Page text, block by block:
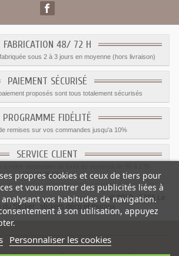
FABRICATION 48/ 72 H
sous 2 à 3 jours en moyenne (hors livraison)
PAIEMENT SÉCURISÉ
proposés sont tous totalement sécurisés
PROGRAMME FIDÉLITÉ
remises sur vos commandes jusqu'a 10%
SERVICE CLIENT
09.82.28.47.69.
© 2012 - 2026 Le
du Sticker :
stickers déco et muraux
propres cookies et ceux de tiers pour
et vous montrer des publicités liées à
vos habitudes de navigation.
à son utilisation, appuyez
Personnaliser les cookies